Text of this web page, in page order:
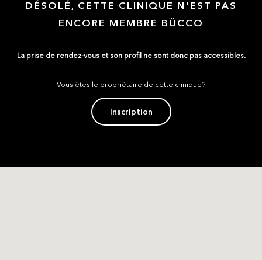
DÉSOLÉ, CETTE CLINIQUE N'EST PAS
ENCORE MEMBRE BÜCCO
La prise de rendez-vous et son profil ne sont donc pas accessibles.
Vous êtes le propriétaire de cette clinique?
Inscription